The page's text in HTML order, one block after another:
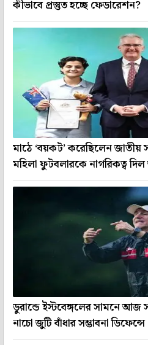
কীভাবে প্রস্তুত হচ্ছে ফেডারেশন?
মাঠে ‘বয়কট’ করেছিলেন জাতীয়
মহিলা ফুটবলারকে নাগরিকত্ব দিল
ডুরান্ডে ইস্টবেঙ্গলের সামনে
নাচো জুটি বাঁধার সম্ভাবনা ডিফেন্সে